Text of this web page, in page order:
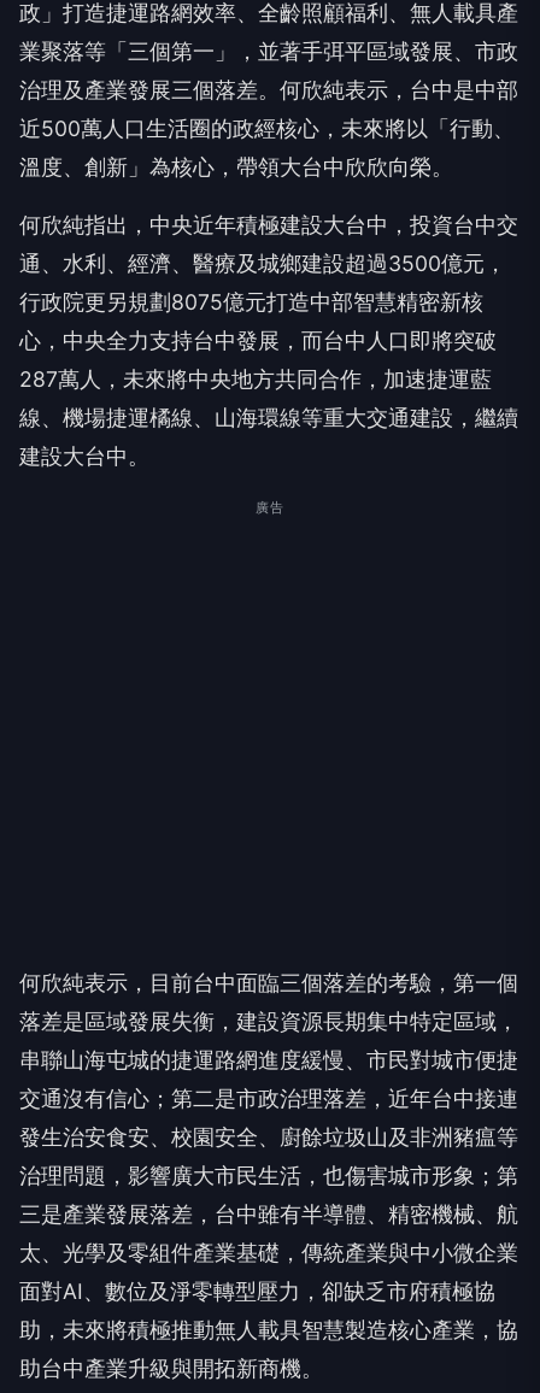
政」打造捷運路網效率、全齡照顧福利、無人載具產
業聚落等「三個第一」，並著手弭平區域發展、市政
治理及產業發展三個落差。何欣純表示，台中是中部
近500萬人口生活圈的政經核心，未來將以「行動、
溫度、創新」為核心，帶領大台中欣欣向榮。
何欣純指出，中央近年積極建設大台中，投資台中交
通、水利、經濟、醫療及城鄉建設超過3500億元，
行政院更另規劃8075億元打造中部智慧精密新核
心，中央全力支持台中發展，而台中人口即將突破
287萬人，未來將中央地方共同合作，加速捷運藍
線、機場捷運橘線、山海環線等重大交通建設，繼續
建設大台中。
廣告
何欣純表示，目前台中面臨三個落差的考驗，第一個
落差是區域發展失衡，建設資源長期集中特定區域，
串聯山海屯城的捷運路網進度緩慢、市民對城市便捷
交通沒有信心；第二是市政治理落差，近年台中接連
發生治安食安、校園安全、廚餘垃圾山及非洲豬瘟等
治理問題，影響廣大市民生活，也傷害城市形象；第
三是產業發展落差，台中雖有半導體、精密機械、航
太、光學及零組件產業基礎，傳統產業與中小微企業
面對AI、數位及淨零轉型壓力，卻缺乏市府積極協
助，未來將積極推動無人載具智慧製造核心產業，協
助台中產業升級與開拓新商機。